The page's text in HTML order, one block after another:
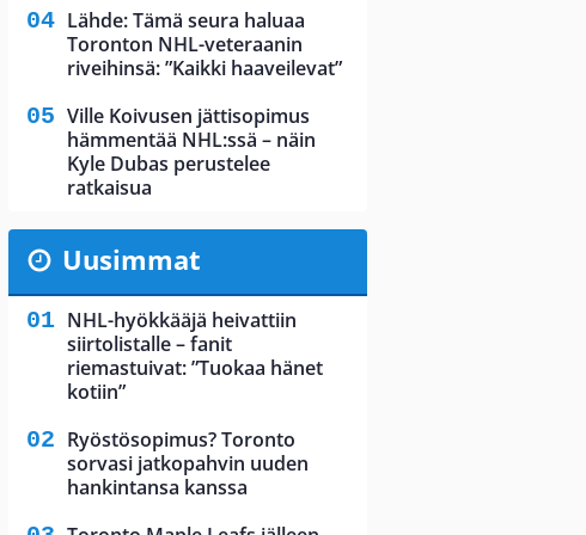
Lähde: Tämä seura haluaa
Toronton NHL-veteraanin
riveihinsä: ”Kaikki haaveilevat”
Ville Koivusen jättisopimus
hämmentää NHL:ssä – näin
Kyle Dubas perustelee
ratkaisua
Uusimmat
NHL-hyökkääjä heivattiin
siirtolistalle – fanit
riemastuivat: ”Tuokaa hänet
kotiin”
Ryöstösopimus? Toronto
sorvasi jatkopahvin uuden
hankintansa kanssa